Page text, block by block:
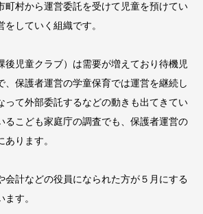
町村から運営委託を受けて児童を預けてい
していく組織です。
後児童クラブ）は需要が増えており待機児
、保護者運営の学童保育では運営を継続し
って外部委託するなどの動きも出てきてい
るこども家庭庁の調査でも、保護者運営の
ります。
会計などの役員になられた方が５月にする
す。